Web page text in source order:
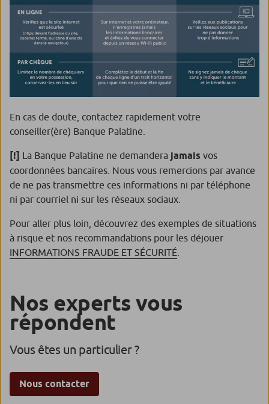
En cas de doute, contactez rapidement votre
conseiller(ère) Banque Palatine.
[!] La Banque Palatine ne demandera jamais vos
coordonnées bancaires. Nous vous remercions par avance
de ne pas transmettre ces informations ni par téléphone
ni par courriel ni sur les réseaux sociaux.
Pour aller plus loin, découvrez des exemples de situations
à risque et nos recommandations pour les déjouer
INFORMATIONS FRAUDE ET SÉCURITÉ
Nos experts vous
répondent
Vous êtes un particulier ?
Nous contacter